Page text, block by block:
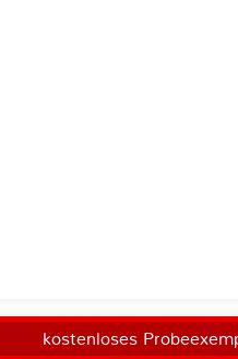
kostenloses